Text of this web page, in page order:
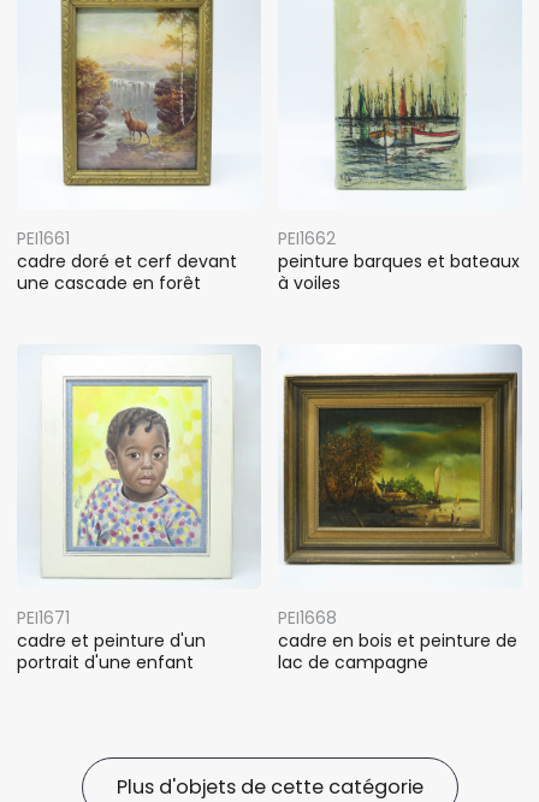
PEI1661
cadre doré et cerf devant
une cascade en forêt
PEI1662
peinture barques et bateaux
à voiles
PEI1671
cadre et peinture d'un
portrait d'une enfant
PEI1668
cadre en bois et peinture de
lac de campagne
Plus d'objets de cette catégorie